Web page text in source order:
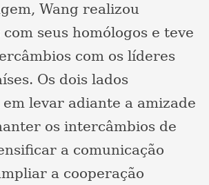
Wang realizou
seus homólogos e teve
com os líderes
Os dois lados
levar adiante a amizade
os intercâmbios de
a comunicação
a cooperação